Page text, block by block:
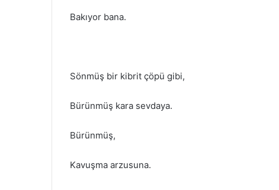
Bakıyor bana.
Sönmüş bir kibrit çöpü gibi,
Bürünmüş kara sevdaya.
Bürünmüş,
Kavuşma arzusuna.